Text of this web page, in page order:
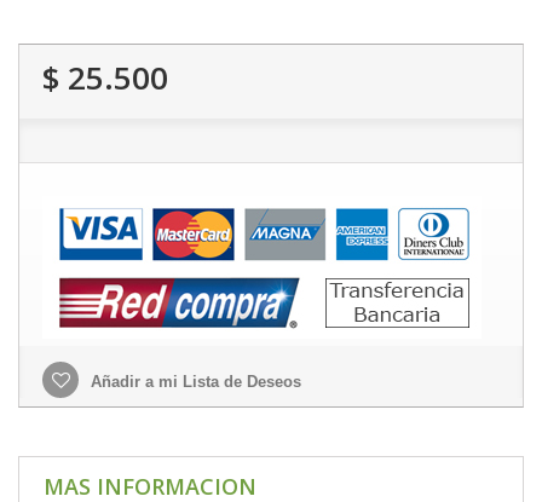
$ 25.500
Añadir a mi Lista de Deseos
MAS INFORMACION